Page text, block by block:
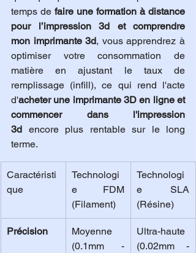
temps de faire une formation à distance
pour l’impression 3d et comprendre
mon imprimante 3d, vous apprendrez à
optimiser votre consommation de
matière en ajustant le taux de
remplissage (infill), ce qui rend l'acte
d'acheter une imprimante 3D en ligne et
commencer dans l'impression
3d encore plus rentable sur le long
terme.
Caractéristi
que
Technologi
e FDM
(Filament)
Technologi
e SLA
(Résine)
Précision
Moyenne
(0.1mm -
Ultra-haute
(0.02mm -